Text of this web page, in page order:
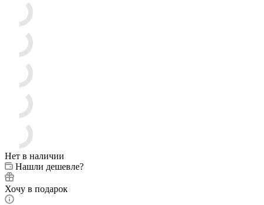
Нет в наличии
Нашли дешевле?
Хочу в подарок